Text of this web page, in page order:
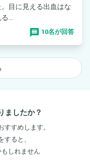
目に見える出血はな
...
10名が回答
ましたか？
すめします。
すると、
しれません